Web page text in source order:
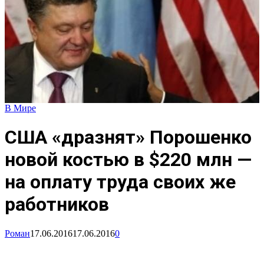
В Мире
США «дразнят» Порошенко
новой костью в $220 млн —
на оплату труда своих же
работников
Роман17.06.201617.06.20160